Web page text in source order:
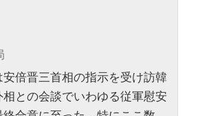
倍晋三首相の指示を受け訪韓
相との会談でいわゆる従軍慰安